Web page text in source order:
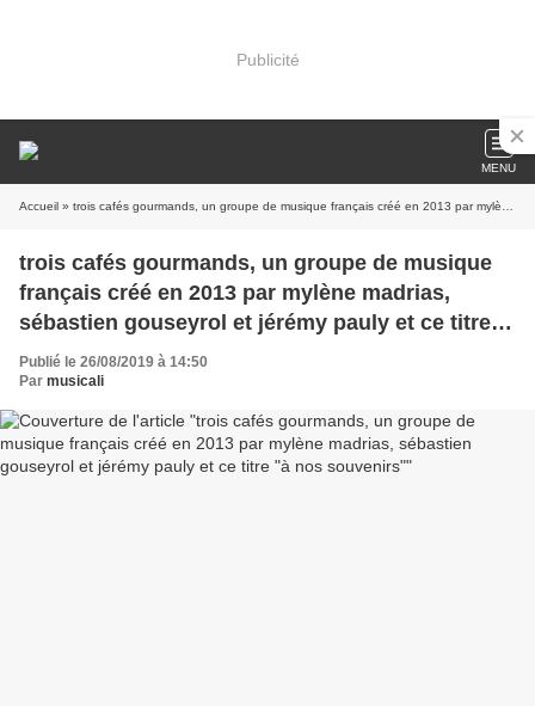
Publicité
MENU
Accueil » trois cafés gourmands, un groupe de musique français créé en 2013 par mylène madrias, sébastien gouseyrol et jérémy pauly et ce titre "à nos souvenirs"
trois cafés gourmands, un groupe de musique
français créé en 2013 par mylène madrias,
sébastien gouseyrol et jérémy pauly et ce titre
"à nos souvenirs"
Publié le 26/08/2019 à 14:50
Par musicali